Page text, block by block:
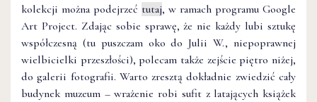
kolekcji można podejrzeć tutaj, w ramach programu Google
Art Project. Zdając sobie sprawę, że nie każdy lubi sztukę
współczesną (tu puszczam oko do Julii W., niepoprawnej
wielbicielki przeszłości), polecam także zejście piętro niżej,
do galerii fotografii. Warto zresztą dokładnie zwiedzić cały
budynek muzeum – wrażenie robi sufit z latających książek